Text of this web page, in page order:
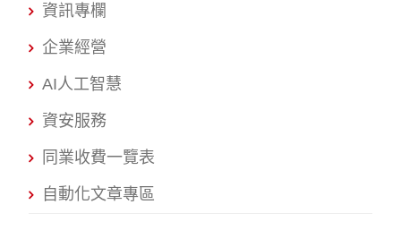
資訊專欄
企業經營
AI人工智慧
資安服務
同業收費一覽表
自動化文章專區